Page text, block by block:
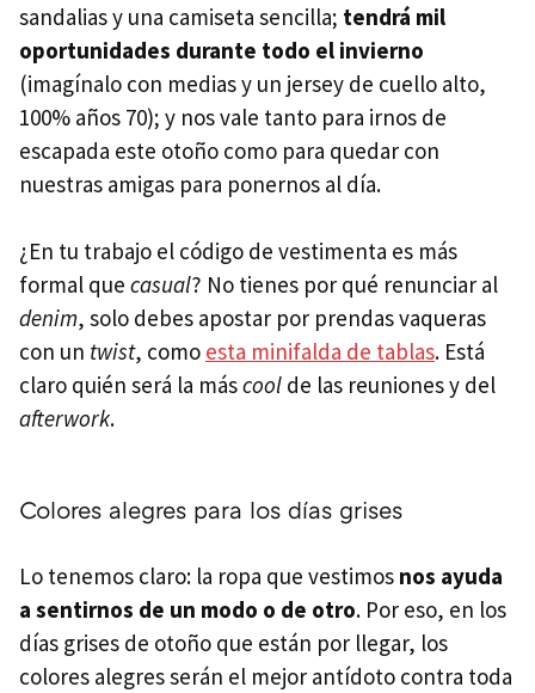
sandalias y una camiseta sencilla; tendrá mil
oportunidades durante todo el invierno
(imagínalo con medias y un jersey de cuello alto,
100% años 70); y nos vale tanto para irnos de
escapada este otoño como para quedar con
nuestras amigas para ponernos al día.
¿En tu trabajo el código de vestimenta es más
formal que casual? No tienes por qué renunciar al
denim, solo debes apostar por prendas vaqueras
con un twist, como esta minifalda de tablas. Está
claro quién será la máscool de las reuniones y del
afterwork.
Colores alegres para los días grises
Lo tenemos claro: la ropa que vestimos nos ayuda
a sentirnos de un modo o de otro. Por eso, en los
días grises de otoño que están por llegar, los
colores alegres serán el mejor antídoto contra toda